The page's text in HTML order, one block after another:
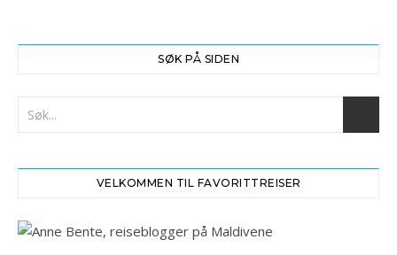
SØK PÅ SIDEN
VELKOMMEN TIL FAVORITTREISER